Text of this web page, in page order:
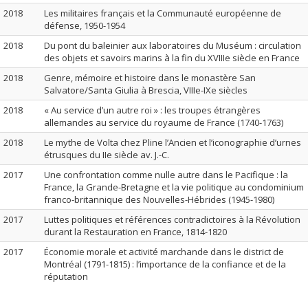
2018
Les militaires français et la Communauté européenne de
défense, 1950-1954
2018
Du pont du baleinier aux laboratoires du Muséum : circulation
des objets et savoirs marins à la fin du XVIIIe siècle en France
2018
Genre, mémoire et histoire dans le monastère San
Salvatore/Santa Giulia à Brescia, VIIIe-IXe siècles
2018
« Au service d’un autre roi » : les troupes étrangères
allemandes au service du royaume de France (1740-1763)
2018
Le mythe de Volta chez Pline l’Ancien et l’iconographie d’urnes
étrusques du IIe siècle av. J.-C.
2017
Une confrontation comme nulle autre dans le Pacifique : la
France, la Grande-Bretagne et la vie politique au condominium
franco-britannique des Nouvelles-Hébrides (1945-1980)
2017
Luttes politiques et références contradictoires à la Révolution
durant la Restauration en France, 1814-1820
2017
Économie morale et activité marchande dans le district de
Montréal (1791-1815) : l’importance de la confiance et de la
réputation